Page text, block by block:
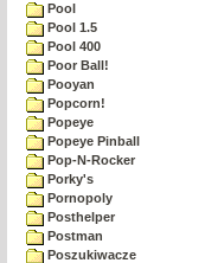
Pool
Pool 1.5
Pool 400
Poor Ball!
Pooyan
Popcorn!
Popeye
Popeye Pinball
Pop-N-Rocker
Porky's
Pornopoly
Posthelper
Postman
Poszukiwacze